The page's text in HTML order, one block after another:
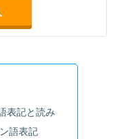
表記と読み
語表記